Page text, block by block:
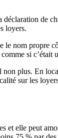
de
loyers.
nom
si c’était
plus. En
sur les
elle peut